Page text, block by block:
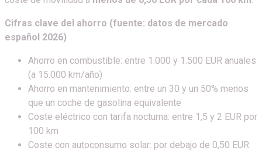
Cifras clave del ahorro (fuente: datos de mercado
español 2026)
Ahorro en combustible: entre 1.000 y 1.500 EUR anuales
(a 15.000 km/año)
Ahorro en mantenimiento: entre un 30 y un 50% menos
que un coche de gasolina equivalente
Coste eléctrico con tarifa nocturna: entre 1,5 y 2 EUR por
100 km
Coste con autoconsumo solar: por debajo de 0,50 EUR